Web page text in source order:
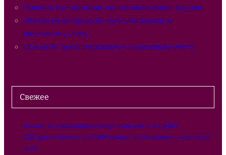
Новости бухгалтерии, налогообложения, кадров
Ответы на вопросы по бухгалтерскому и
налоговому учёту
Статьи по бухгалтерскому и налоговому учёту
Свежее
Может ли самозанятый получить вычет по НДФЛ
КЭП для отчетности в СФР: новые требования с 1 сентября
2026